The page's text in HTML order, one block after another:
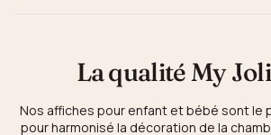
La qualité My
Nos affiches pour enfant et bébé sont le
pour harmonisé la décoration de la